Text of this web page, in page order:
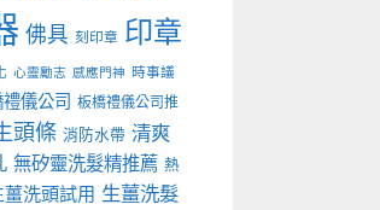
佛具 刻印章 印章
心靈勵志 感應門神 時事議
儀公司 板橋禮儀公司推
頭條 消防水帶 清爽
無矽靈洗髮精推薦 熱
薑洗頭試用 生薑洗髮